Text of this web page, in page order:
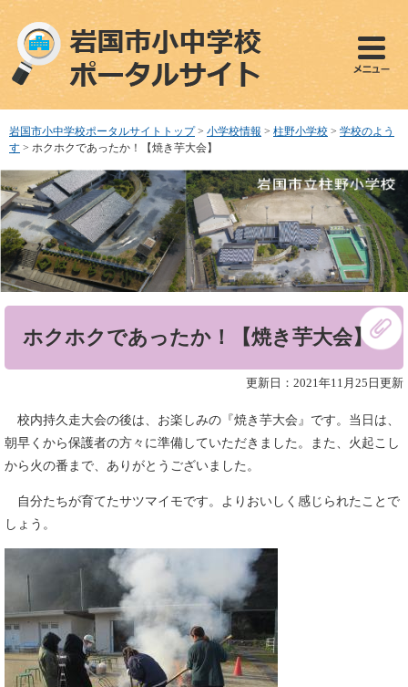
ペ
で
す
メ
ば
し
本
文
へ
岩国市小中学校ポータルサイトトップ > 小学校情報 > 柱野小学校 > 学校のよう
す > ホクホクであったか！【焼き芋大会】
ホクホクであったか！【焼き芋大会】
更新日：2021年11月25日更新
校内持久走大会の後は、お楽しみの『焼き芋大会』です。当日は、
朝早くから保護者の方々に準備していただきました。また、火起こし
から火の番まで、ありがとうございました。
自分たちが育てたサツマイモです。よりおいしく感じられたことで
しょう。